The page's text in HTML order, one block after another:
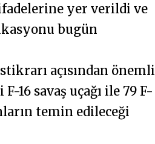
ifadelerine yer verildi ve
bugün
açısından önemli
16 savaş uçağı ile 79 F-
temin edileceği